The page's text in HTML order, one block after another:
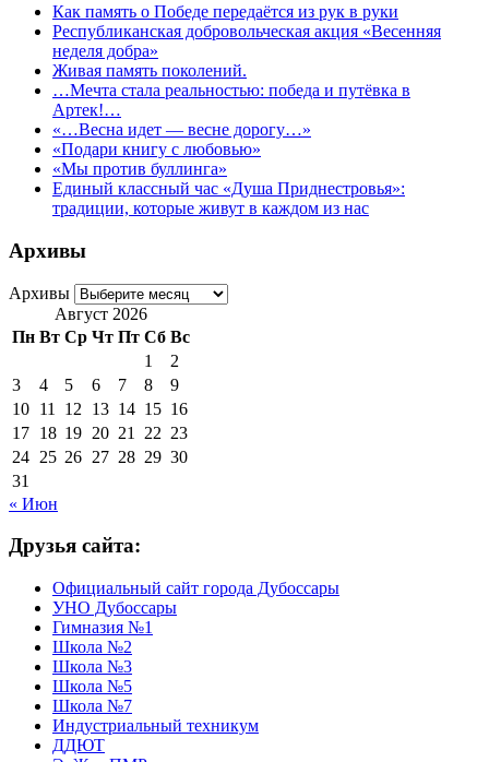
Как память о Победе передаётся из рук в руки
Республиканская добровольческая акция «Весенняя
неделя добра»
Живая память поколений.
…Мечта стала реальностью: победа и путёвка в
Артек!…
«…Весна идет — весне дорогу…»
«Подари книгу с любовью»
«Мы против буллинга»
Единый классный час «Душа Приднестровья»:
традиции, которые живут в каждом из нас
Архивы
Архивы
Август 2026
Пн Вт Ср Чт Пт Сб Вс
1
2
3
4 5 6 7 8
9
10 11 12 13 14 15 16
17 18 19 20 21 22 23
24 25 26 27 28 29 30
31
« Июн
Друзья сайта:
Официальный сайт города Дубоссары
УНО Дубоссары
Гимназия №1
Школа №2
Школа №3
Школа №5
Школа №7
Индустриальный техникум
ДДЮТ